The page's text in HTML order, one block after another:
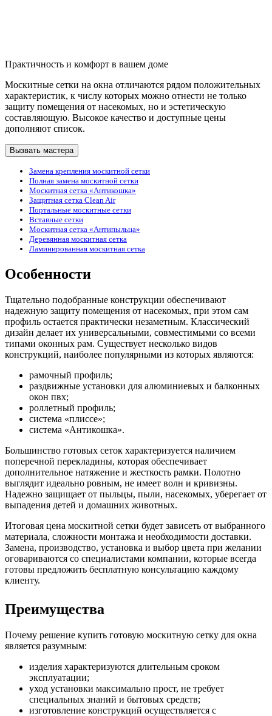
Практичность и комфорт в вашем доме
Москитные сетки на окна отличаются рядом положительных
характеристик, к числу которых можно отнести не только
защиту помещения от насекомых, но и эстетическую
составляющую. Высокое качество и доступные цены
дополняют список.
Вызвать мастера
Замена крепления москитной сетки
Полная замена москитной сетки
Москитная сетка «Антикошка»
Защитная сетка Clean Air
Портальные москитные сетки
Вставные сетки
Москитная сетка «Антипыльца»
Деревянная москитная сетка
Ламинированная москитная сетка
Особенности
Тщательно подобранные конструкции обеспечивают
надежную защиту помещения от насекомых, при этом сам
профиль остается практически незаметным. Классический
дизайн делает их универсальными, совместимыми со всеми
типами оконных рам. Существует несколько видов
конструкций, наиболее популярными из которых являются:
рамочный профиль;
раздвижные установки для алюминиевых и балконных
окон пвх;
роллетный профиль;
система «плиссе»;
система «Антикошка».
Большинство готовых сеток характеризуется наличием
поперечной перекладины, которая обеспечивает
дополнительное натяжение и жесткость рамки. Полотно
выглядит идеально ровным, не имеет волн и кривизны.
Надежно защищает от пыльцы, пыли, насекомых, уберегает от
выпадения детей и домашних животных.
Итоговая цена москитной сетки будет зависеть от выбранного
материала, сложности монтажа и необходимости доставки.
Замена, производство, установка и выбор цвета при желании
оговариваются со специалистами компании, которые всегда
готовы предложить бесплатную консультацию каждому
клиенту.
Преимущества
Почему решение купить готовую москитную сетку для окна
является разумным:
изделия характеризуются длительным сроком
эксплуатации;
уход установки максимально прост, не требует
специальных знаний и бытовых средств;
изготовление конструкций осуществляется с